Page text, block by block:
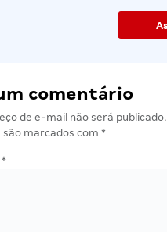
comentário
de e-mail não será publicado.
marcados com *
*